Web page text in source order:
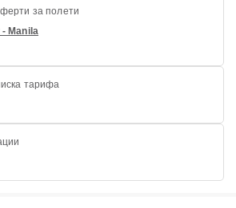
за полети
Manila
тарифа